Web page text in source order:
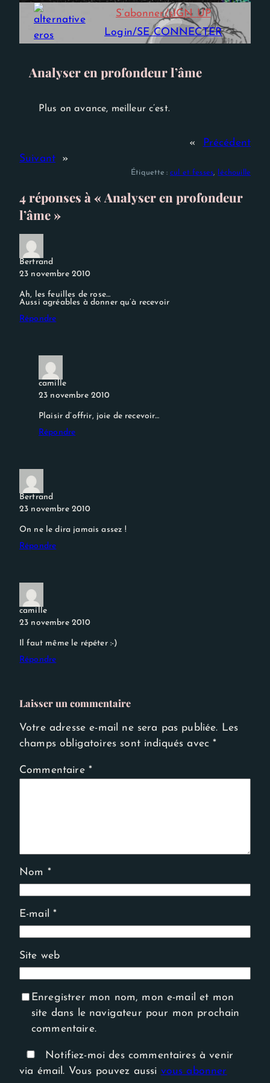
S’abonner/sIGN UP
Login/SE CONNECTER
Analyser en profondeur l’âme
Plus on avance, meilleur c’est.
«
Précédent
Suivant
»
Étiquette : cul et fesses, léchouille
4 réponses à « Analyser en profondeur
l’âme »
Bertrand
23 novembre 2010
Ah, les feuilles de rose…
Aussi agréables à donner qu’à recevoir
Répondre
camille
23 novembre 2010
Plaisir d’offrir, joie de recevoir…
Répondre
Bertrand
23 novembre 2010
On ne le dira jamais assez !
Répondre
camille
23 novembre 2010
Il faut même le répéter :-)
Répondre
Laisser un commentaire
Votre adresse e-mail ne sera pas publiée. Les
champs obligatoires sont indiqués avec*
Commentaire *
Nom *
E-mail*
Site web
Enregistrer mon nom, mon e-mail et mon
site dans le navigateur pour mon prochain
commentaire.
Notifiez-moi des commentaires à venir
via émail. Vous pouvez aussi vous abonner
Experience
Afin que notre
site Web
fonctionne
aussi bien que
de votre
visite. Si vous
certaines